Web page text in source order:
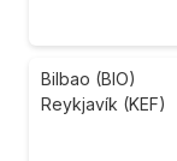
Bilbao (BIO)
Reykjavík (KEF)